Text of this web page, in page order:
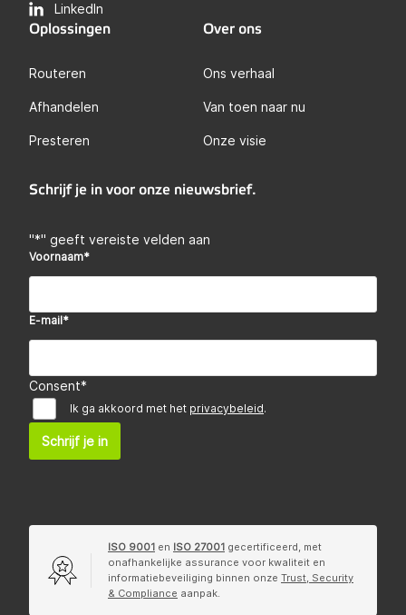
LinkedIn
Oplossingen
Routeren
Afhandelen
Presteren
Over ons
Ons verhaal
Van toen naar nu
Onze visie
Schrijf je in voor onze nieuwsbrief.
"*" geeft vereiste velden aan
Voornaam*
E-mail*
Consent*
Ik ga akkoord met het privacybeleid.
Schrijf je in
ISO 9001 en ISO 27001 gecertificeerd, met
onafhankelijke assurance voor kwaliteit en
informatiebeveiliging binnen onze Trust, Security
& Compliance aanpak.